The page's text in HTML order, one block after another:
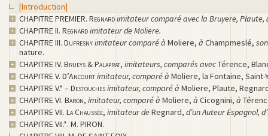
[Introduction]
CHAPITRE PREMIER. Regnardimitateur comparé avec la Bruyere, Plaute,
CHAPITRE II. Regnardimitateur de Moliere.
CHAPITRE III. Dufresnyimitateur comparé à Moliere, à Champmeslé, son
nature.
CHAPITRE IV. Brueys&Palaprat, imitateurs, comparés avecTérence,
CHAPITRE V. D’Ancourtimitateur, comparé à Moliere, la Fontaine,
CHAPITRE V.* –Destouchesimitateur, comparé à Moliere, Plaute,
CHAPITRE VI. Baron, imitateur, comparé à Moliere, à Cicognini, à
CHAPITRE VII. La Chaussée, imitateur deRegnard, d’un Auteur Espagnol,
CHAPITRE VII.*. M. PIRON.